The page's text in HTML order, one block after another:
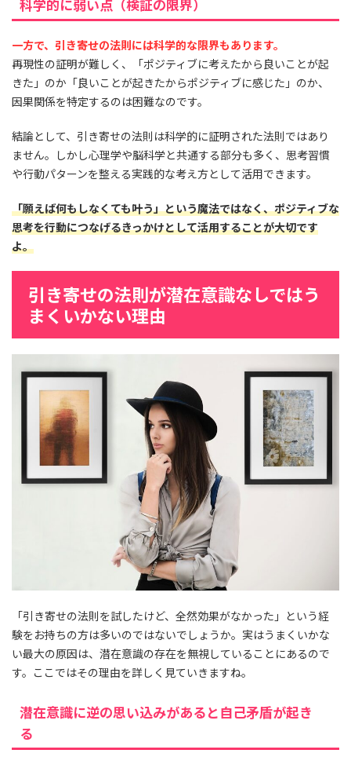
科学的に弱い点（検証の限界）
一方で、引き寄せの法則には科学的な限界もあります。
再現性の証明が難しく、「ポジティブに考えたから良いことが起
きた」のか「良いことが起きたからポジティブに感じた」のか、
因果関係を特定するのは困難なのです。
結論として、引き寄せの法則は科学的に証明された法則ではあり
ません。しかし心理学や脳科学と共通する部分も多く、思考習慣
や行動パターンを整える実践的な考え方として活用できます。
「願えば何もしなくても叶う」という魔法ではなく、ポジティブな
思考を行動につなげるきっかけとして活用することが大切です
よ。
引き寄せの法則が潜在意識なしではう
まくいかない理由
「引き寄せの法則を試したけど、全然効果がなかった」という経
験をお持ちの方は多いのではないでしょうか。実はうまくいかな
い最大の原因は、潜在意識の存在を無視していることにあるので
す。ここではその理由を詳しく見ていきますね。
潜在意識に逆の思い込みがあると自己矛盾が起き
る